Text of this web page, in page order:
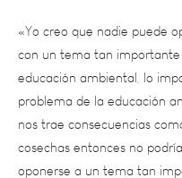
con un tema tan
educación ambiental, lo
problema de la
nos trae consecuencias
cosechas entonces no
oponerse a un tema tan